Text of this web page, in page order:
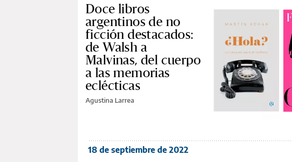
Doce libros
argentinos de no
ficción destacados:
de Walsh a
Malvinas, del cuerpo
a las memorias
eclécticas
Agustina Larrea
18 de septiembre de 2022